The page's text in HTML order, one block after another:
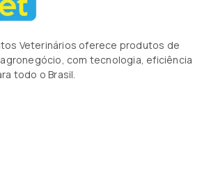
Veterinários oferece produtos de
com tecnologia, eficiência
todo o Brasil.